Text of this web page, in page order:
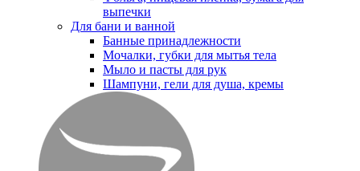
выпечки
Для бани и ванной
Банные принадлежности
Мочалки, губки для мытья тела
Мыло и пасты для рук
Шампуни, гели для душа, кремы